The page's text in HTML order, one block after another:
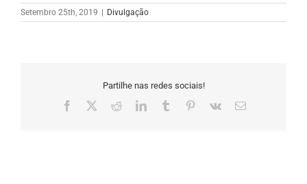
Setembro 25th, 2019 Divulgação
Partilhe nas redes sociais!
Facebook RedditLinkedInTumblr Pinterest
Vk
Email